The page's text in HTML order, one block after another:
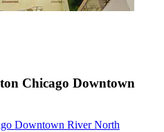
Chicago Downtown
Downtown River North